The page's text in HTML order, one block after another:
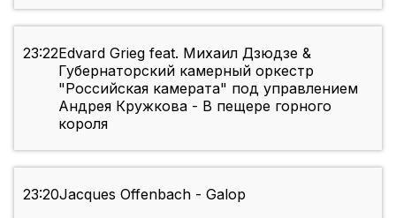
23:22Edvard Grieg feat. Михаил Дзюдзе &
Губернаторский камерный оркестр
"Российская камерата" под управлением
Андрея Кружкова - В пещере горного
короля
23:20Jacques Offenbach - Galop